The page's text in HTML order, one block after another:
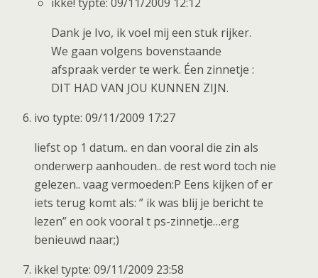
Dank je Ivo, ik voel mij een stuk rijker.
We gaan volgens bovenstaande
afspraak verder te werk. Éen zinnetje :
DIT HAD VAN JOU KUNNEN ZIJN.
ivo typte: 09/11/2009 17:27
liefst op 1 datum.. en dan vooral die zin als
onderwerp aanhouden.. de rest word toch nie
gelezen.. vaag vermoeden:P Eens kijken of er
iets terug komt als: ” ik was blij je bericht te
lezen” en ook vooral t ps-zinnetje…erg
benieuwd naar;)
ikke! typte: 09/11/2009 23:58